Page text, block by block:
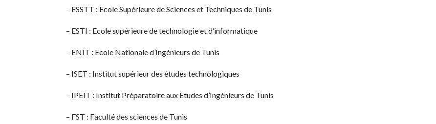
– ESSTT : Ecole Supérieure de Sciences et Techniques de Tunis
– ESTI : Ecole supérieure de technologie et d’informatique
– ENIT : Ecole Nationale d’Ingénieurs de Tunis
– ISET : Institut supérieur des études technologiques
– IPEIT : Institut Préparatoire aux Etudes d’Ingénieurs de Tunis
– FST : Faculté des sciences de Tunis